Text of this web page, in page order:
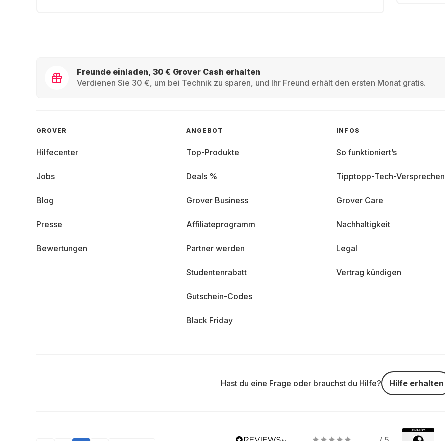
Freunde einladen, 30 € Grover Cash erhalten
Verdienen Sie 30 €, um bei Technik zu sparen, und Ihr Freund erhält den ersten Monat gratis.
GROVER
Hilfecenter
Jobs
Blog
Presse
Bewertungen
ANGEBOT
Top-Produkte
Deals %
Grover Business
Affiliateprogramm
Partner werden
Studentenrabatt
Gutschein-Codes
Black Friday
INFOS
So funktioniert’s
Tipptopp-Tech-Versprechen
Grover Care
Nachhaltigkeit
Legal
Vertrag kündigen
Hast du eine Frage oder brauchst du Hilfe? Hilfe erhalten